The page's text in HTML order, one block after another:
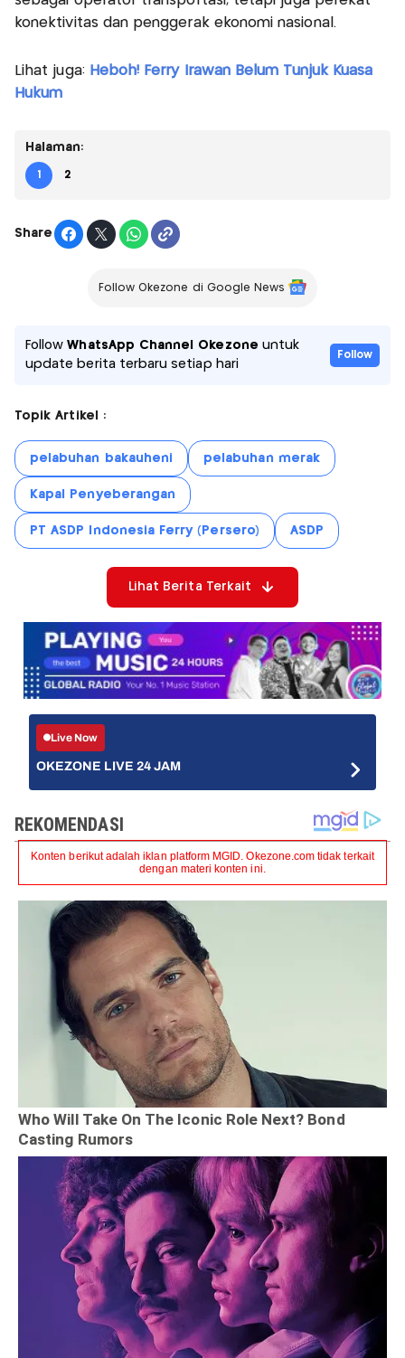
konektivitas dan penggerak ekonomi nasional.
Lihat juga: Heboh! Ferry Irawan Belum Tunjuk Kuasa
Hukum
Halaman:
1 2
Share
Follow Okezone di Google News
FollowWhatsApp Channel Okezone untuk
update berita terbaru setiap hari
Follow
Topik Artikel :
pelabuhan bakauheni pelabuhan merak
Kapal Penyeberangan
PT ASDP Indonesia Ferry (Persero) ASDP
Lihat Berita Terkait
Live Now
OKEZONE LIVE 24 JAM